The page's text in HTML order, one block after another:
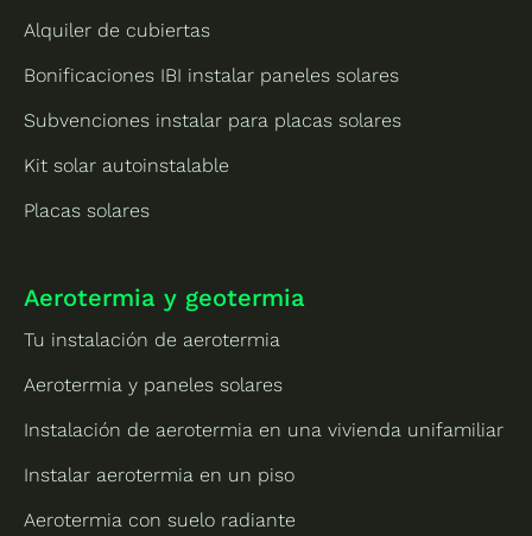
Alquiler de cubiertas
Bonificaciones IBI instalar paneles solares
Subvenciones instalar para placas solares
Kit solar autoinstalable
Placas solares
Aerotermia y geotermia
Tu instalación de aerotermia
Aerotermia y paneles solares
Instalación de aerotermia en una vivienda unifamiliar
Instalar aerotermia en un piso
Aerotermia con suelo radiante